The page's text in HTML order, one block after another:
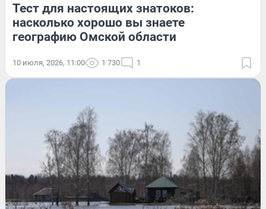
Тест для настоящих знатоков:
насколько хорошо вы знаете
географию Омской области
10 июля, 2026, 11:00 1 730 1